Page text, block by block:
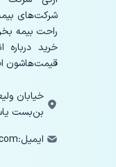
شرکت‌های
راحت بیمه
خرید
قیمت‌هاشون
خیابان
بن‌بست
ایمیل: